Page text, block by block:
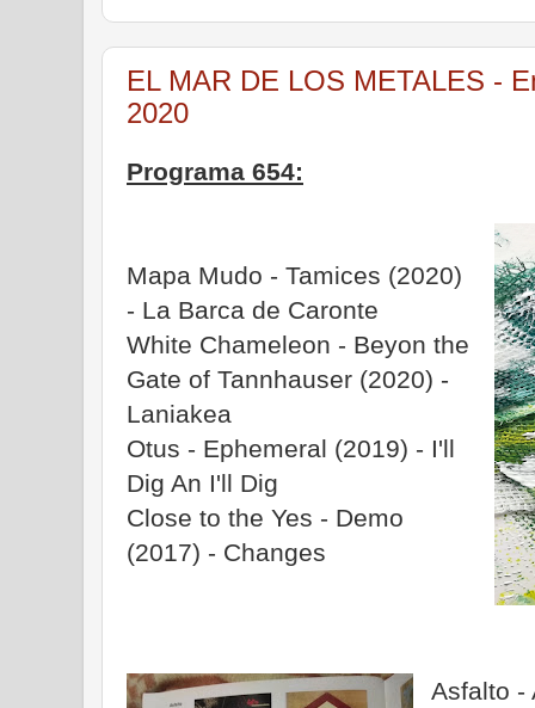
EL MAR DE LOS METALES -
2020
Programa 654:
Mapa Mudo - Tamices (2020)
- La Barca de Caronte
White Chameleon - Beyon the
Gate of Tannhauser (2020) -
Laniakea
Otus - Ephemeral (2019) - I'll
Dig An I'll Dig
Close to the Yes - Demo
(2017) - Changes
Asfalto -